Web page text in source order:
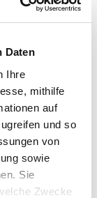
Daten
Ihre
mithilfe
auf
und so
von
sowie
Sie
Zwecke